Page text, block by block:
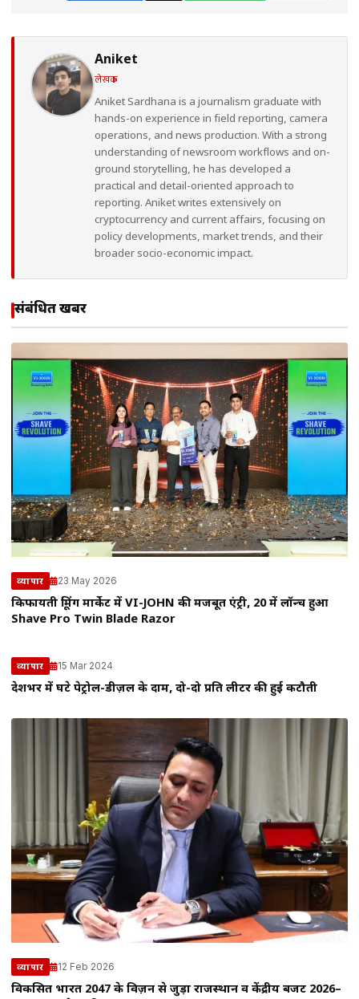
Aniket
लेखक
Aniket Sardhana is a journalism graduate with
hands-on experience in field reporting, camera
operations, and news production. With a strong
understanding of newsroom workflows and on-
ground storytelling, he has developed a
practical and detail-oriented approach to
reporting. Aniket writes extensively on
cryptocurrency and current affairs, focusing on
policy developments, market trends, and their
broader socio-economic impact.
संबंधित खबरें
व्यापार 23 May 2026
किफायती ग्रूमिंग मार्केट में VI-JOHN की मजबूत एंट्री, ₹20 में लॉन्च हुआ
Shave Pro Twin Blade Razor
व्यापार 15 Mar 2024
देशभर में घटे पेट्रोल-डीज़ल के दाम, दो-दो प्रति लीटर की हुई कटौती
व्यापार 12 Feb 2026
विकसित भारत 2047 के विज़न से जुड़ा राजस्थान व केंद्रीय बजट 2026–